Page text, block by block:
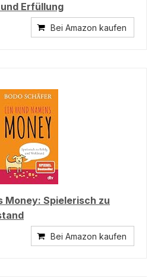
Erfüllung
Bei Amazon kaufen
Money: Spielerisch zu
Bei Amazon kaufen